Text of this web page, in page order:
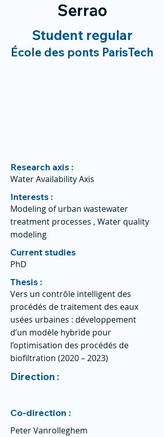
Serrao
Student regular
École des ponts ParisTech
Research axis :
Water Availability Axis
Interests :
Modeling of urban wastewater
treatment processes , Water quality
modeling
Current studies
PhD
Thesis :
Vers un contrôle intelligent des
procédés de traitement des eaux
usées urbaines : développement
d’un modèle hybride pour
l’optimisation des procédés de
biofiltration (2020 – 2023)
Direction :
Co-direction :
Peter Vanrolleghem